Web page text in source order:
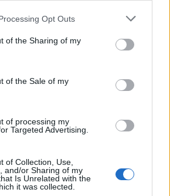
website/app uses one or more Google
or usage behaviour. You may click to
to Google and its third-party tags to
specified purposes in below Google
Opt Outs
of the Sharing of my
of the Sale of my
of processing my
Targeted Advertising.
of Collection, Use,
and/or Sharing of my
Is Unrelated with the
it was collected.
e conserva i fogli di appunti del